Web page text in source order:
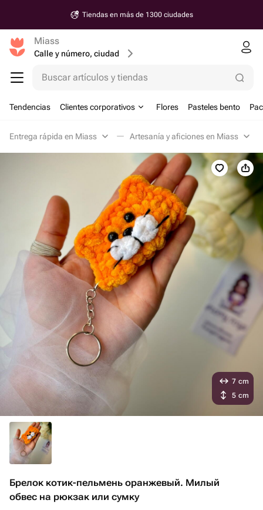
Tiendas en más de 1300 ciudades
Miass
Calle y número, ciudad
Buscar artículos y tiendas
Tendencias Clientes corporativos Flores Pasteles bento
Entrega rápida en Miass Artesanía y aficiones en Miass
Брелок котик-пельмень оранжевый. Милый
обвес на рюкзак или сумку
7 cm
5 cm